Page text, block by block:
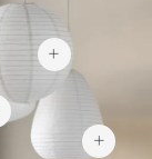
21,90 €